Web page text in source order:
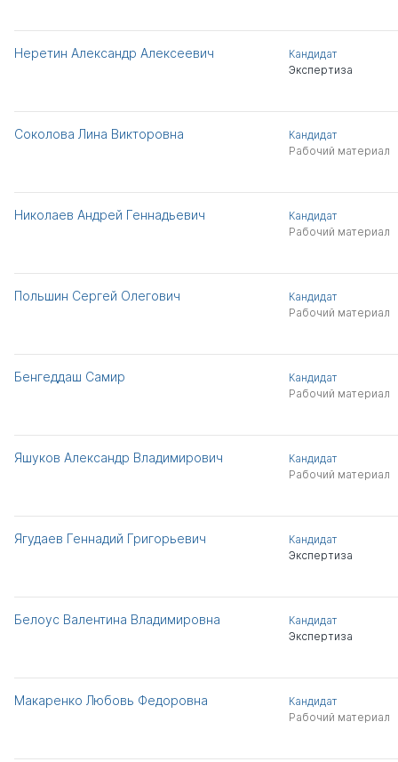
Неретин Александр Алексеевич
Кандидат
Экспертиза
Соколова Лина Викторовна
Кандидат
Рабочий материал
Николаев Андрей Геннадьевич
Кандидат
Рабочий материал
Польшин Сергей Олегович
Кандидат
Рабочий материал
Бенгеддаш Самир
Кандидат
Рабочий материал
Яшуков Александр Владимирович
Кандидат
Рабочий материал
Ягудаев Геннадий Григорьевич
Кандидат
Экспертиза
Белоус Валентина Владимировна
Кандидат
Экспертиза
Макаренко Любовь Федоровна
Кандидат
Рабочий материал